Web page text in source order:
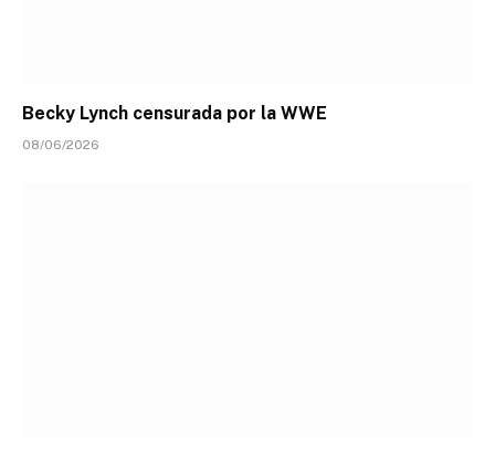
Becky Lynch censurada por la WWE
08/06/2026